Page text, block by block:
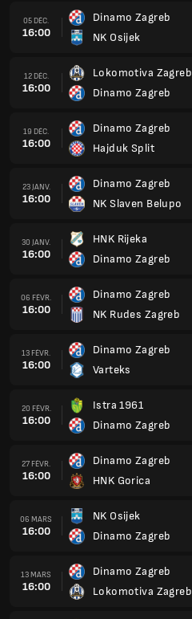
05 DÉC.
16:00
Dinamo Zagreb
NK Osijek
12 DÉC.
16:00
Lokomotiva Zagreb
Dinamo Zagreb
19 DÉC.
16:00
Dinamo Zagreb
Hajduk Split
23 JANV.
16:00
Dinamo Zagreb
NK Slaven Belupo
30 JANV.
16:00
HNK Rijeka
Dinamo Zagreb
06 FÉVR.
16:00
Dinamo Zagreb
NK Rudes Zagreb
13 FÉVR.
16:00
Dinamo Zagreb
Varteks
20 FÉVR.
16:00
Istra 1961
Dinamo Zagreb
27 FÉVR.
16:00
Dinamo Zagreb
HNK Gorica
06 MARS
16:00
NK Osijek
Dinamo Zagreb
13 MARS
16:00
Dinamo Zagreb
Lokomotiva Zagreb